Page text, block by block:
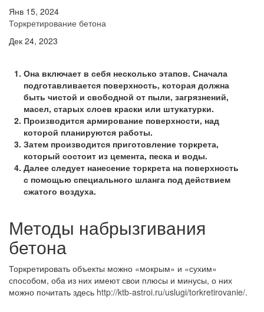
Янв 15, 2024
Торкретирование бетона
Дек 24, 2023
Она включает в себя несколько этапов. Сначала
подготавливается поверхность, которая должна
быть чистой и свободной от пыли, загрязнений,
масел, старых слоев краски или штукатурки.
Производится армирование поверхности, над
которой планируются работы.
Затем производится приготовление торкрета,
который состоит из цемента, песка и воды.
Далее следует нанесение торкрета на поверхность
с помощью специального шланга под действием
сжатого воздуха.
Методы набрызгивания
бетона
Торкретировать объекты можно «мокрым» и «сухим»
способом, оба из них имеют свои плюсы и минусы, о них
можно почитать здесь http://ktb-astroi.ru/uslugi/torkretirovanie/.